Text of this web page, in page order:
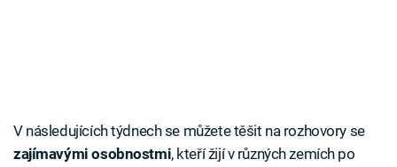
V následujících týdnech se můžete těšit na rozhovory se
zajímavými osobnostmi, kteří žijí v různých zemích po